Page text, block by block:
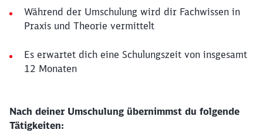
Während der Umschulung wird dir Fachwissen in
Praxis und Theorie vermittelt
Es erwartet dich eine Schulungszeit von insgesamt
12 Monaten
Nach deiner Umschulung übernimmst du folgende
Tätigkeiten: